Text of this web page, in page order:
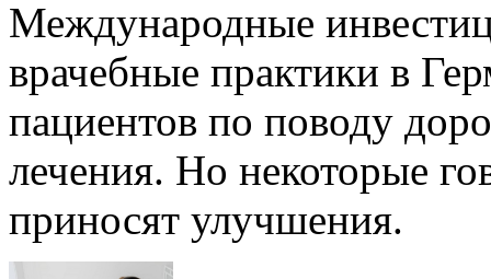
Международные
врачебные практики в
пациентов по поводу
лечения. Но некоторые
приносят улучшения.